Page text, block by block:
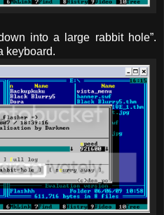
into a large rabbit hole”.
keyboard.